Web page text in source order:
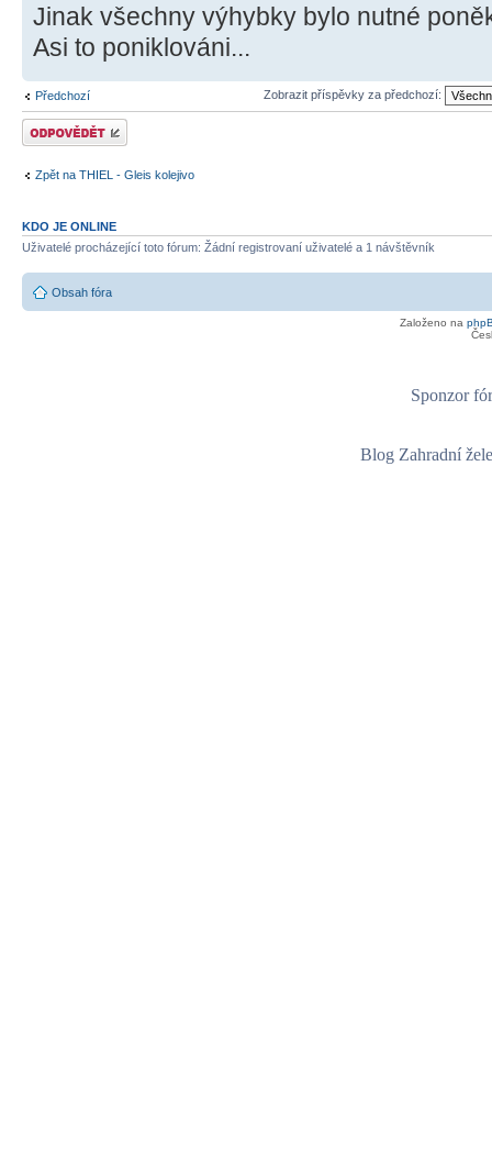
Jinak všechny výhybky bylo nutné
Asi to poniklováni...
Předchozí Zobrazit příspěvky za předchozí:
Odeslat odpověď
Zpět na THIEL - Gleis kolejivo
KDO JE ONLINE
Uživatelé procházející toto fórum: Žádní registrovaní uživatelé a 1 návštěvník
Obsah fóra
Založeno na
Sponzor
Blog Zahradní